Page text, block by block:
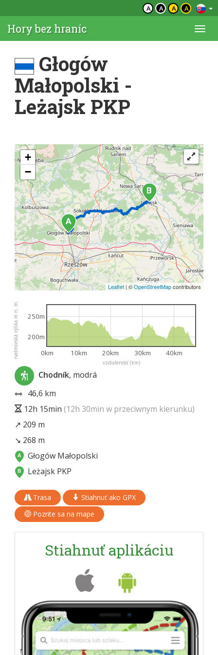
A A A A
Hory bez hraníc
Głogów
Małopolski -
Leżajsk PKP
+
−
Leaflet | ©OpenStreetMapcontributors
vzdialenosť (km)
nadmorská výška m n. m. 0km 10km 20km 30km 40km
200m
250m
Chodník, modrá
46,6 km
12h 15min (12h 30min w przeciwnym kierunku)
↗ 209 m
↘ 268 m
Głogów Małopolski
Leżajsk PKP
Trasa
Stiahnuť ako GPX
Pozrite sa na mape
Stiahnuť aplikáciu